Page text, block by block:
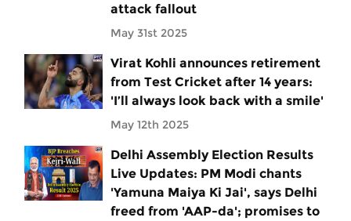
attack fallout
May 31st 2025
Virat Kohli announces retirement
from Test Cricket after 14 years:
'I’ll always look back with a smile'
May 12th 2025
Delhi Assembly Election Results
Live Updates: PM Modi chants
'Yamuna Maiya Ki Jai', says Delhi
freed from 'AAP-da'; promises to